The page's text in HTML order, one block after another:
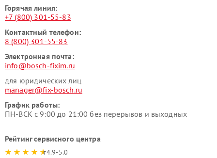
Горячая линия:
+7 (800) 301-55-83
Контактный телефон:
8 (800) 301-55-83
Электронная почта:
info@bosch-fixim.ru
для юридических лиц
manager@fix-bosch.ru
График работы:
ПН-ВСК с 9:00 до 21:00 без перерывов и выходных
Рейтинг сервисного центра
4.9-5.0